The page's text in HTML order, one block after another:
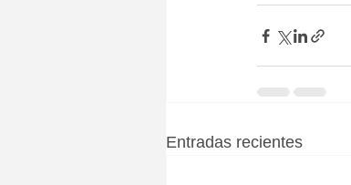
Entradas recientes